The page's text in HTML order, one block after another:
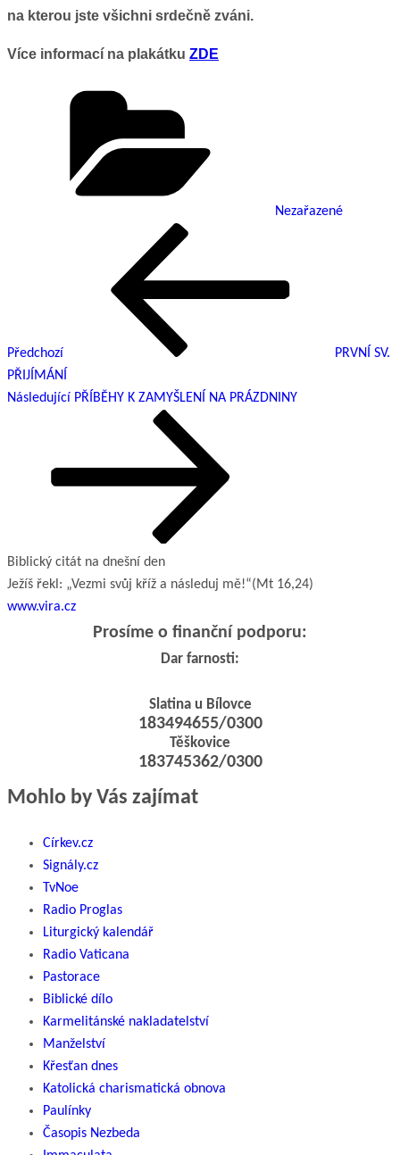
na kterou jste všichni srdečně zváni.
Více informací na plakátku ZDE
Nezařazené
Předchozí
PRVNÍ SV.
PŘIJÍMÁNÍ
Následující
Následující PŘÍBĚHY K ZAMYŠLENÍ NA PRÁZDNINY
Biblický citát na dnešní den
Ježíš řekl: „Vezmi svůj kříž a následuj mě!“(Mt 16,24)
www.vira.cz
Prosíme o finanční podporu:
Dar farnosti:
Slatina u Bílovce
183494655/0300
Těškovice
183745362/0300
Mohlo by Vás zajímat
Církev.cz
Signály.cz
TvNoe
Radio Proglas
Liturgický kalendář
Radio Vaticana
Pastorace
Biblické dílo
Karmelitánské nakladatelství
Manželství
Křesťan dnes
Katolická charismatická obnova
Paulínky
Časopis Nezbeda